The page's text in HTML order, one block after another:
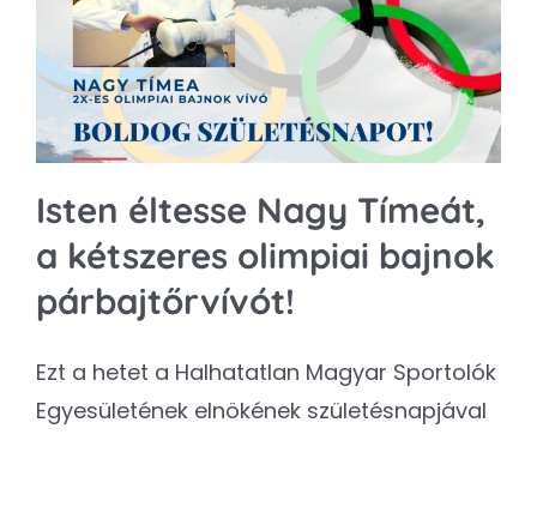
Kapcsolat
SEARCH
Isten éltesse Nagy Tímeát,
a kétszeres olimpiai bajnok
párbajtőrvívót!
Ezt a hetet a Halhatatlan Magyar Sportolók
Egyesületének elnökének születésnapjával